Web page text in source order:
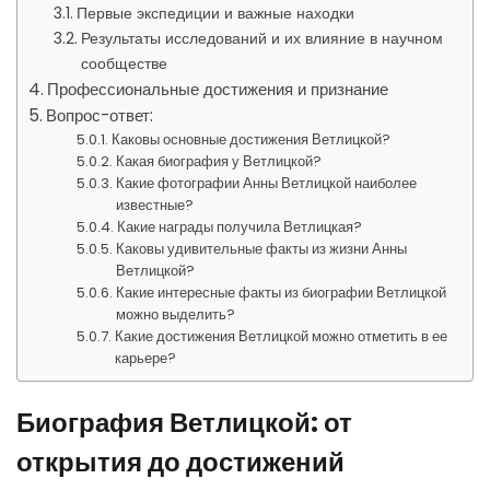
Первые экспедиции и важные находки
Результаты исследований и их влияние в научном
сообществе
Профессиональные достижения и признание
Вопрос-ответ:
Каковы основные достижения Ветлицкой?
Какая биография у Ветлицкой?
Какие фотографии Анны Ветлицкой наиболее
известные?
Какие награды получила Ветлицкая?
Каковы удивительные факты из жизни Анны
Ветлицкой?
Какие интересные факты из биографии Ветлицкой
можно выделить?
Какие достижения Ветлицкой можно отметить в ее
карьере?
Биография Ветлицкой: от
открытия до достижений